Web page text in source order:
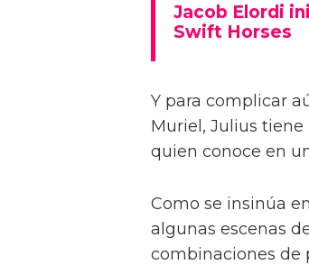
Jacob Elordi
Swift Horses
Y para complicar
Muriel, Julius tiene
quien conoce en
Como se insinúa
algunas escenas
combinaciones de